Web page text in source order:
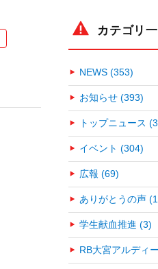
カテゴリ
NEWS (353)
お知らせ (393)
トップニュース
イベント (304)
広報 (69)
ありがとうの声
学生献血推進 (3)
RB大宮アルディ